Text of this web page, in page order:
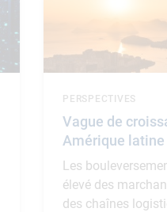
Vague de
Amérique latine
PERSPECTIVES
Les
élevé des
des chaînes